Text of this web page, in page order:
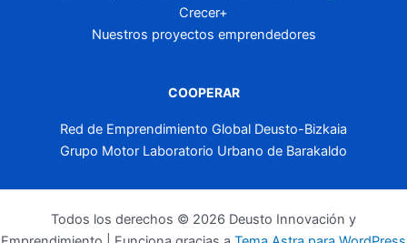
Crecer+
Nuestros proyectos emprendedores
COOPERAR
Red de Emprendimiento Global Deusto-Bizkaia
Grupo Motor Laboratorio Urbano de Barakaldo
Todos los derechos © 2026 Deusto Innovación y